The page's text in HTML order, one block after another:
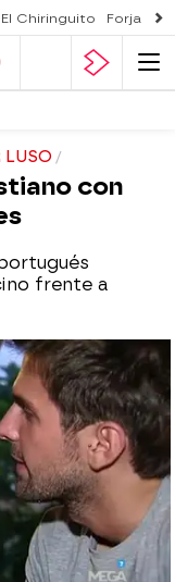
El Chiringuito Forjado
LUSO
con
frente a